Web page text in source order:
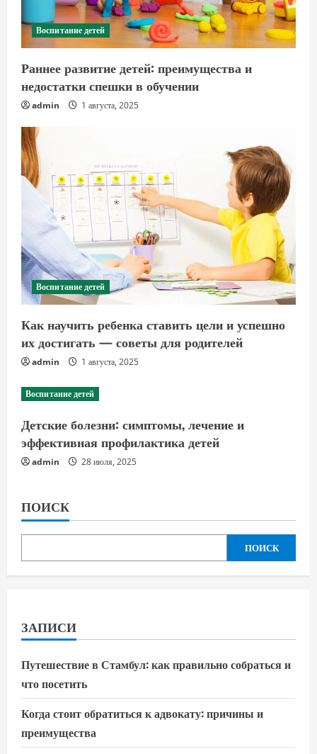
Воспитание детей
Раннее развитие детей: преимущества и
недостатки спешки в обучении
admin 1 августа, 2025
Воспитание детей
Как научить ребенка ставить цели и успешно
их достигать — советы для родителей
admin 1 августа, 2025
Воспитание детей
Детские болезни: симптомы, лечение и
эффективная профилактика детей
admin 28 июля, 2025
ПОИСК
ПОИСК
ЗАПИСИ
Путешествие в Стамбул: как правильно собраться и
что посетить
Когда стоит обратиться к адвокату: причины и
преимущества